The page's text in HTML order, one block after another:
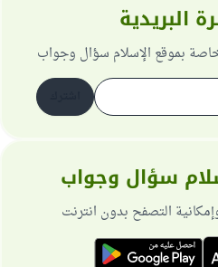
البريدية
بموقع الإسلام سؤال وجواب
سؤال وجواب
التصفح بدون انترنت